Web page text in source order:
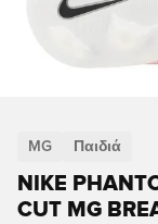
MG Παιδιά
NIKE
CUT MG